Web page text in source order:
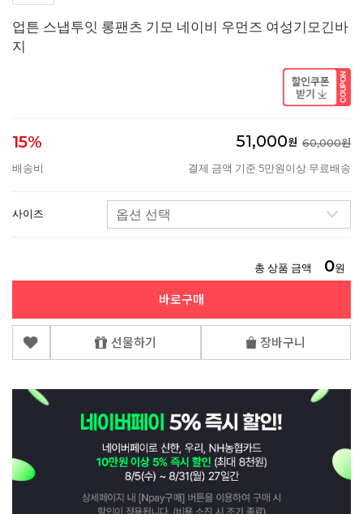
업튼 스냅투잇 롱팬츠 기모 네이비 우먼즈 여성기모긴바
지
15% 51,000원 60,000원
배송비
결제 금액 기준 5만원이상 무료배송
사이즈
총 상품 금액 0원
바로구매
선물하기 장바구니